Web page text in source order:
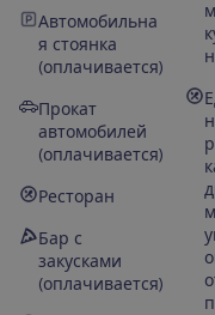
Автомобильна
я стоянка
(оплачивается)
Прокат
автомобилей
(оплачивается)
Ресторан
Бар с
закусками
(оплачивается)